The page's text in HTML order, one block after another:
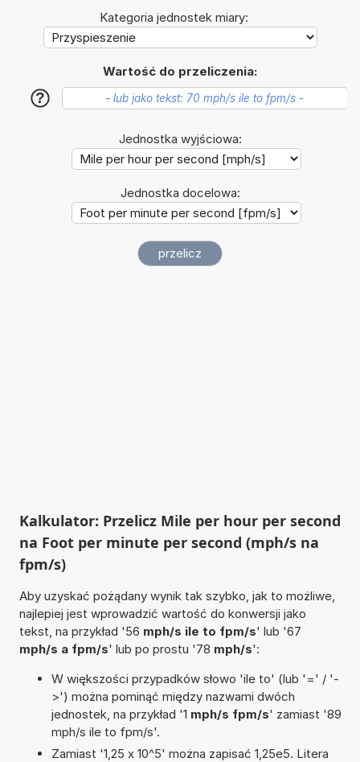
Kategoria jednostek miary:
Wartość do przeliczenia:
?
Jednostka wyjściowa:
Jednostka docelowa:
Kalkulator: Przelicz Mile per hour per second
na Foot per minute per second (mph/s na
fpm/s)
Aby uzyskać pożądany wynik tak szybko, jak to możliwe,
najlepiej jest wprowadzić wartość do konwersji jako
tekst, na przykład '56 mph/s ile to fpm/s' lub '67
mph/s a fpm/s' lub po prostu '78 mph/s':
W większości przypadków słowo 'ile to' (lub '=' / '-
>') można pominąć między nazwami dwóch
jednostek, na przykład '1 mph/s fpm/s' zamiast '89
mph/s ile to fpm/s'.
Zamiast '1,25 x 10^5' można zapisać 1,25e5. Litera